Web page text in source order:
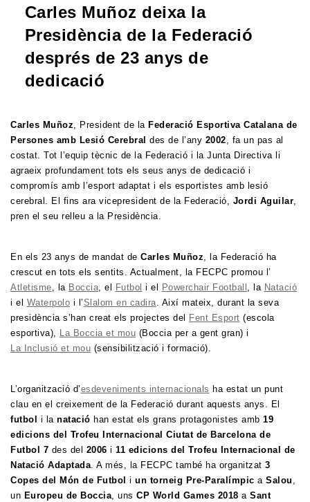
Carles Muñoz deixa la
Presidència de la Federació
després de 23 anys de
dedicació
Carles Muñoz, President de la Federació Esportiva Catalana de
Persones amb Lesió Cerebral des de l’any 2002, fa un pas al
costat. Tot l’equip tècnic de la Federació i la Junta Directiva li
agraeix profundament tots els seus anys de dedicació i
compromís amb l’esport adaptat i els esportistes amb lesió
cerebral. El fins ara vicepresident de la Federació, Jordi Aguilar,
pren el seu relleu a la Presidència.
En els 23 anys de mandat de Carles Muñoz, la Federació ha
crescut en tots els sentits. Actualment, la FECPC promou l’
Atletisme, la Boccia, el Futbol i el Powerchair Football , la Natació
i el Waterpolo i l’Slalom en cadira. Així mateix, durant la seva
presidència s’han creat els projectes del
Fent Esport (escola
esportiva), La Boccia et mou (Boccia per a gent gran) i
La Inclusió et mou (sensibilització i formació).
L’organització d’esdeveniments internacionals ha estat un punt
clau en el creixement de la Federació durant aquests anys. El
futbol
i la natació han estat els grans protagonistes amb 19
edicions del Trofeu Internacional Ciutat de Barcelona de
Futbol 7 des del 2006 i 11 edicions del Trofeu Internacional de
Natació Adaptada. A més, la FECPC també ha organitzat 3
Copes del Món de Futbol i un torneig Pre-Paralímpic a Salou ,
un Europeu de Boccia, uns CP World Games 2018 a Sant